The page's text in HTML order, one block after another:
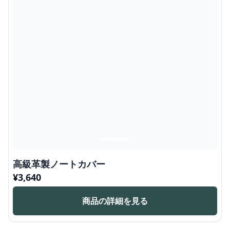
高級革製ノートカバー
¥3,640
商品の詳細を見る